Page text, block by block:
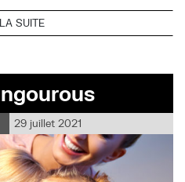
SUITE
29 juillet 2021